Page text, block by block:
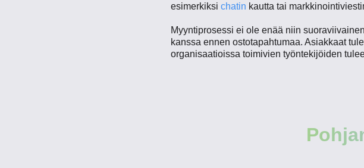
esimerkiksi chatin kautta tai
Myyntiprosessi ei ole enää niin
kanssa ennen ostotapahtumaa. Asiakkaat
organisaatioissa toimivien työntekijöiden